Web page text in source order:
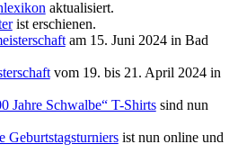
aktualisiert.
ist erschienen.
am 15. Juni 2024 in Bad
vom 19. bis 21. April 2024 in
Jahre Schwalbe“ T-Shirtssind nun
Geburtstagsturniersist nun online und